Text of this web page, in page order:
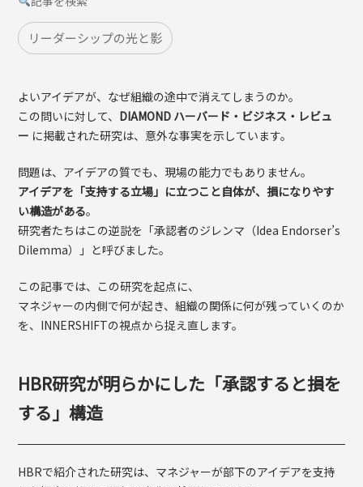
リーダーシップの光と影
よいアイデアが、なぜ組織の途中で消えてしまうのか。
この問いに対して、 DIAMOND ハーバード・ビジネス・レビュ
ー に掲載された研究は、意外な事実を示しています。
問題は、アイデアの質でも、現場の能力でもありません。
アイデアを「支持する立場」に立つこと自体が、損になりやす
い構造がある。
研究者たちはこの逆説を「承認者のジレンマ（Idea Endorser’s
Dilemma）」と呼びました。
この記事では、この研究を起点に、
マネジャーの内側で何が起き、組織の関係に何が残っていくのか
を、INNERSHIFTの視点から捉え直します。
HBR研究が明らかにした「承認すると損を
する」構造
HBRで紹介された研究は、マネジャーが部下のアイデアを支持